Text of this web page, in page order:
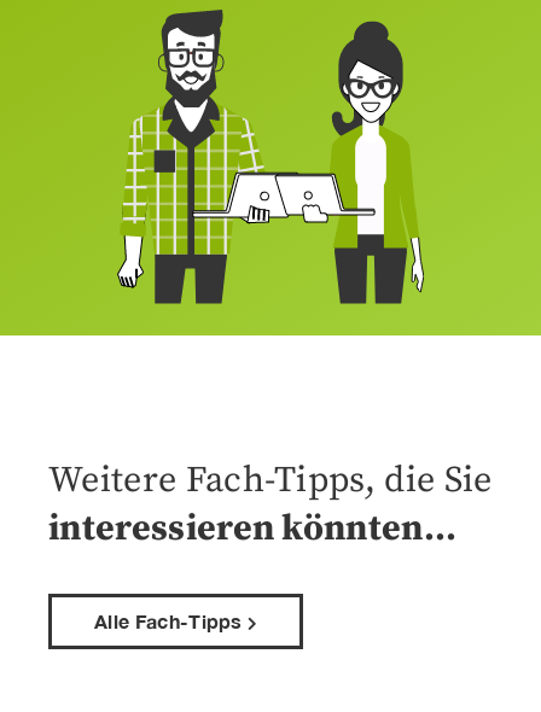
Weitere Fach-Tipps, die Sie
interessieren könnten…
Alle Fach-Tipps